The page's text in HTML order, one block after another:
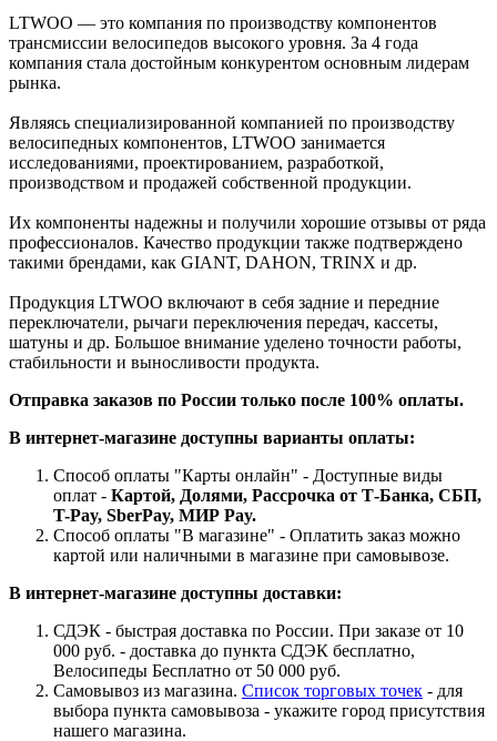
LTWOO — это компания по производству компонентов
трансмиссии велосипедов высокого уровня. За 4 года
компания стала достойным конкурентом основным лидерам
рынка.
Являясь специализированной компанией по производству
велосипедных компонентов, LTWOO занимается
исследованиями, проектированием, разработкой,
производством и продажей собственной продукции.
Их компоненты надежны и получили хорошие отзывы от ряда
профессионалов. Качество продукции также подтверждено
такими брендами, как GIANT, DAHON, TRINX и др.
Продукция LTWOO включают в себя задние и передние
переключатели, рычаги переключения передач, кассеты,
шатуны и др. Большое внимание уделено точности работы,
стабильности и выносливости продукта.
Отправка заказов по России только после 100% оплаты.
В интернет-магазине доступны варианты оплаты:
Способ оплаты "Карты онлайн" - Доступные виды
оплат - Картой, Долями, Рассрочка от Т-Банка, СБП,
T-Pay, SberPay, МИР Pay.
Способ оплаты "В магазине" - Оплатить заказ можно
картой или наличными в магазине при самовывозе.
В интернет-магазине доступны доставки:
СДЭК - быстрая доставка по России. При заказе от 10
000 руб. - доставка до пункта СДЭК бесплатно,
Велосипеды Бесплатно от 50 000 руб.
Самовывоз из магазина. Список торговых точек - для
выбора пункта самовывоза - укажите город присутствия
нашего магазина.